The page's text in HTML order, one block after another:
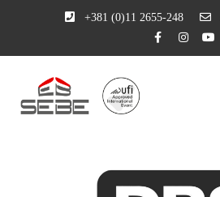
+381 (0)11 2655-248